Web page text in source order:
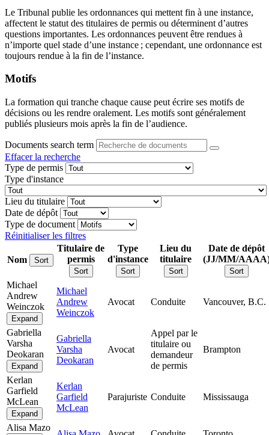
Le Tribunal publie les ordonnances qui mettent fin à une instance,
affectent le statut des titulaires de permis ou déterminent d’autres
questions importantes. Les ordonnances peuvent être rendues à
n’importe quel stade d’une instance ; cependant, une ordonnance est
toujours rendue à la fin de l’instance.
Motifs
La formation qui tranche chaque cause peut écrire ses motifs de
décisions ou les rendre oralement. Les motifs sont généralement
publiés plusieurs mois après la fin de l’audience.
Documents search term
Effacer la recherche
Type de permis
Type d'instance
Lieu du titulaire
Date de dépôt
Type de document
Réinitialiser les filtres
Nom Sort
Titulaire de
permis
Sort
Type
d'instance
Sort
Lieu du
titulaire
Sort
Date de dépôt
(JJ/MM/
Sort
Michael
Andrew
Weinczok
Expand
Michael
Andrew
Weinczok
Avocat Conduite Vancouver, B.C.
Gabriella
Varsha
Deokaran
Expand
Gabriella
Varsha
Deokaran
Avocat
Appel par le
titulaire ou
demandeur
de permis
Brampton
Kerlan
Garfield
McLean
Expand
Kerlan
Garfield
McLean
Parajuriste Conduite Mississauga
Alisa Mazo